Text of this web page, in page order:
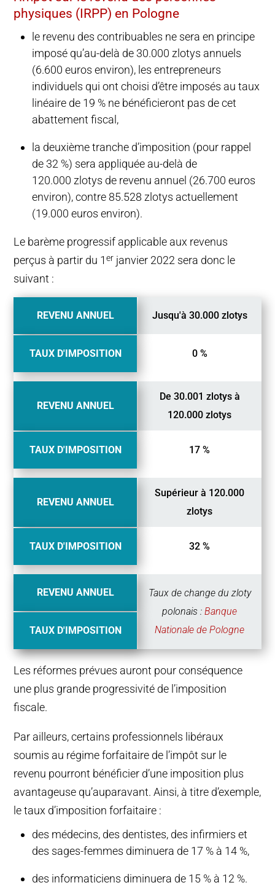
physiques (IRPP) en Pologne
le revenu des contribuables ne sera en principe
imposé qu’au-delà de 30.000 zlotys annuels
(6.600 euros environ), les entrepreneurs
individuels qui ont choisi d’être imposés au taux
linéaire de 19 % ne bénéficieront pas de cet
abattement fiscal,
la deuxième tranche d’imposition (pour rappel
de 32 %) sera appliquée au-delà de
120.000 zlotys de revenu annuel (26.700 euros
environ), contre 85.528 zlotys actuellement
(19.000 euros environ).
Le barème progressif applicable aux revenus
perçus à partir du 1er janvier 2022 sera donc le
suivant :
REVENU ANNUEL
TAUX D'IMPOSITION
Jusqu'à 30.000 zlotys
0 %
REVENU ANNUEL
TAUX D'IMPOSITION
De 30.001 zlotys à
120.000 zlotys
17 %
REVENU ANNUEL
TAUX D'IMPOSITION
Supérieur à 120.000
zlotys
32 %
REVENU ANNUEL
TAUX D'IMPOSITION
Taux de change du zloty
polonais :Banque
Nationale de Pologne
Banque
Nationale de Pologne
Les réformes prévues auront pour conséquence
une plus grande progressivité de l’imposition
fiscale.
Par ailleurs, certains professionnels libéraux
soumis au régime forfaitaire de l’impôt sur le
revenu pourront bénéficier d’une imposition plus
avantageuse qu’auparavant. Ainsi, à titre d’exemple,
le taux d’imposition forfaitaire :
des médecins, des dentistes, des infirmiers et
des sages-femmes diminuera de 17 % à 14 %,
des informaticiens diminuera de 15 % à 12 %.